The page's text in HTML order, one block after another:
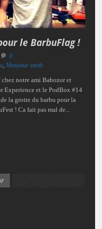
le BarbuFlag !
0
, Monsieur smith
chez notre ami Babozor et
Experience et le PodBox #14
la grotte du barbu pour la
! Ca fait pas mal de...